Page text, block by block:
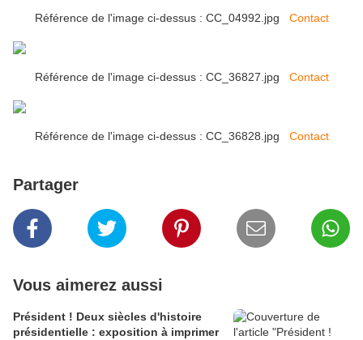
Référence de l'image ci-dessus : CC_04992.jpg Contact
Référence de l'image ci-dessus : CC_36827.jpg Contact
Référence de l'image ci-dessus : CC_36828.jpg Contact
Partager
Vous aimerez aussi
Président ! Deux siècles d'histoire
présidentielle : exposition à imprimer